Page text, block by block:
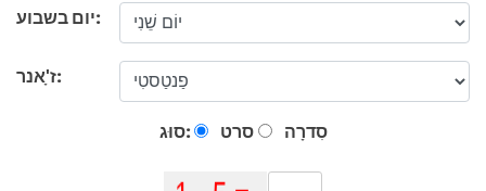
יום בשבוע:
ז'ָאנר:
סוּג: סרט סִדרָה